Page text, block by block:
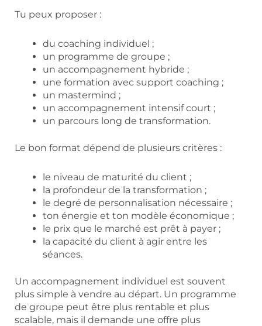
Tu peux proposer :
du coaching individuel ;
un programme de groupe ;
un accompagnement hybride ;
une formation avec support coaching ;
un mastermind ;
un accompagnement intensif court ;
un parcours long de transformation.
Le bon format dépend de plusieurs critères :
le niveau de maturité du client ;
la profondeur de la transformation ;
le degré de personnalisation nécessaire ;
ton énergie et ton modèle économique ;
le prix que le marché est prêt à payer ;
la capacité du client à agir entre les
séances.
Un accompagnement individuel est souvent
plus simple à vendre au départ. Un programme
de groupe peut être plus rentable et plus
scalable, mais il demande une offre plus